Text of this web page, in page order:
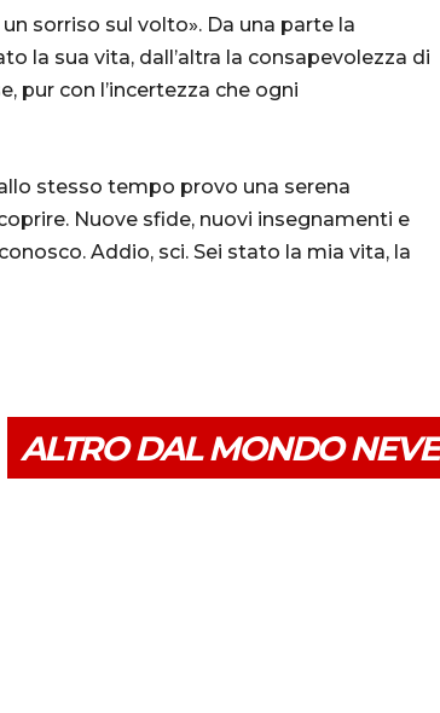
sorriso sul volto». Da una parte la
la sua vita, dall’altra la consapevolezza di
pur con l’incertezza che ogni
stesso tempo provo una serena
Nuove sfide, nuovi insegnamenti e
Addio, sci. Sei stato la mia vita, la
ALTRO DAL MONDO NEVE